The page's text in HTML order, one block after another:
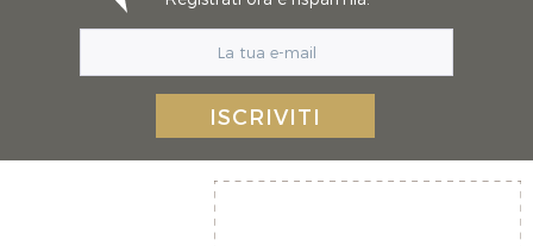
ISCRIVITI